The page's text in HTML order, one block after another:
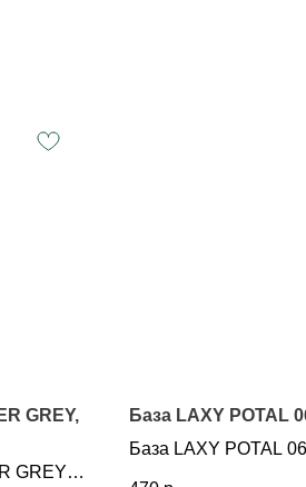
GREY,
GREY,
База LAXY POTAL
База LAXY POTAL